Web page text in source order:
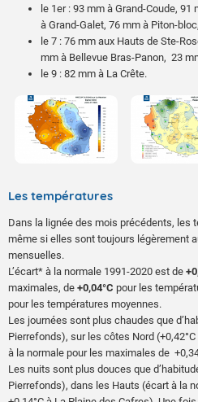
le 1er : 93 mm à Grand-Coude,
à Grand-Galet, 76 mm à Piton-
le 7 : 76 mm aux Hauts de Ste-
mm à Bellevue Bras-Panon, 23
le 9 : 82 mm à La Crête.
le 13 : 67 mm à Takamaka, 49
Plaine des Fougères ;
le 15 : 124 mm au Baril ;
le 17 : 50 mm au Colorado, 47 mm
le 28 : 83 mm au Baril, 68 mm à
21 mm au Tevelave ;
le 30 : 142 mm aux Hauts de Ste-
Les températures
Dans la lignée des mois précédents, les
même si elles sont toujours légèrement
mensuelles.
L’écart* à la normale 1991-2020 est de
maximales, de +0,04°C pour les
pour les températures moyennes.
Les journées sont plus chaudes que
Pierrefonds), sur les côtes Nord
à la normale pour les maximales de
Les nuits sont plus douces que
Pierrefonds), dans les Hauts (écart à la